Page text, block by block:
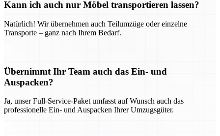
Kann ich auch nur Möbel transportieren lassen?
Natürlich! Wir übernehmen auch Teilumzüge oder einzelne
Transporte – ganz nach Ihrem Bedarf.
Übernimmt Ihr Team auch das Ein- und
Auspacken?
Ja, unser Full-Service-Paket umfasst auf Wunsch auch das
professionelle Ein- und Auspacken Ihrer Umzugsgüter.